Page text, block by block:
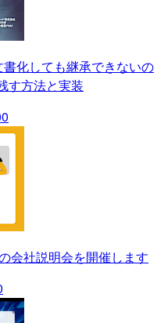
書化しても継承できないの
す方法と実装
会社説明会を開催します